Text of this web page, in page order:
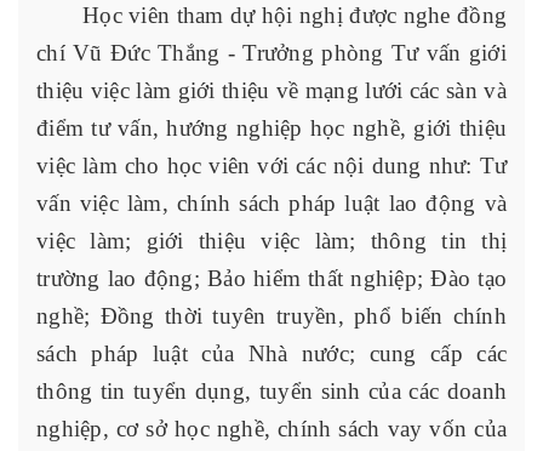
Học viên tham dự hội nghị được nghe đồng
chí Vũ Đức Thắng - Trưởng phòng Tư vấn giới
thiệu việc làm giới thiệu về mạng lưới các sàn và
điểm tư vấn, hướng nghiệp học nghề, giới thiệu
việc làm cho học viên với các nội dung như: Tư
vấn việc làm, chính sách pháp luật lao động và
việc làm; giới thiệu việc làm; thông tin thị
trường lao động; Bảo hiểm thất nghiệp; Đào tạo
nghề; Đồng thời tuyên truyền, phổ biến chính
sách pháp luật của Nhà nước; cung cấp các
thông tin tuyển dụng, tuyển sinh của các doanh
nghiệp, cơ sở học nghề, chính sách vay vốn của